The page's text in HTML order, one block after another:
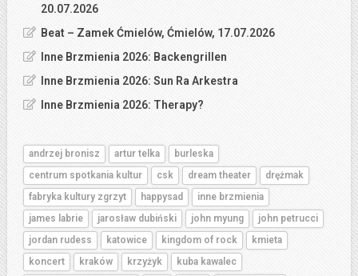
20.07.2026
Beat – Zamek Ćmielów, Ćmielów, 17.07.2026
Inne Brzmienia 2026: Backengrillen
Inne Brzmienia 2026: Sun Ra Arkestra
Inne Brzmienia 2026: Therapy?
andrzej bronisz artur telka
burleska
centrum spotkania kultur
csk dream theater
drężmak
fabryka kultury zgrzyt
happysad
inne brzmienia
james labrie
jarosław dubiński john myung
john petrucci
jordan rudess
katowice kingdom of rock
kmieta
koncert
kraków krzyżyk
kuba kawalec